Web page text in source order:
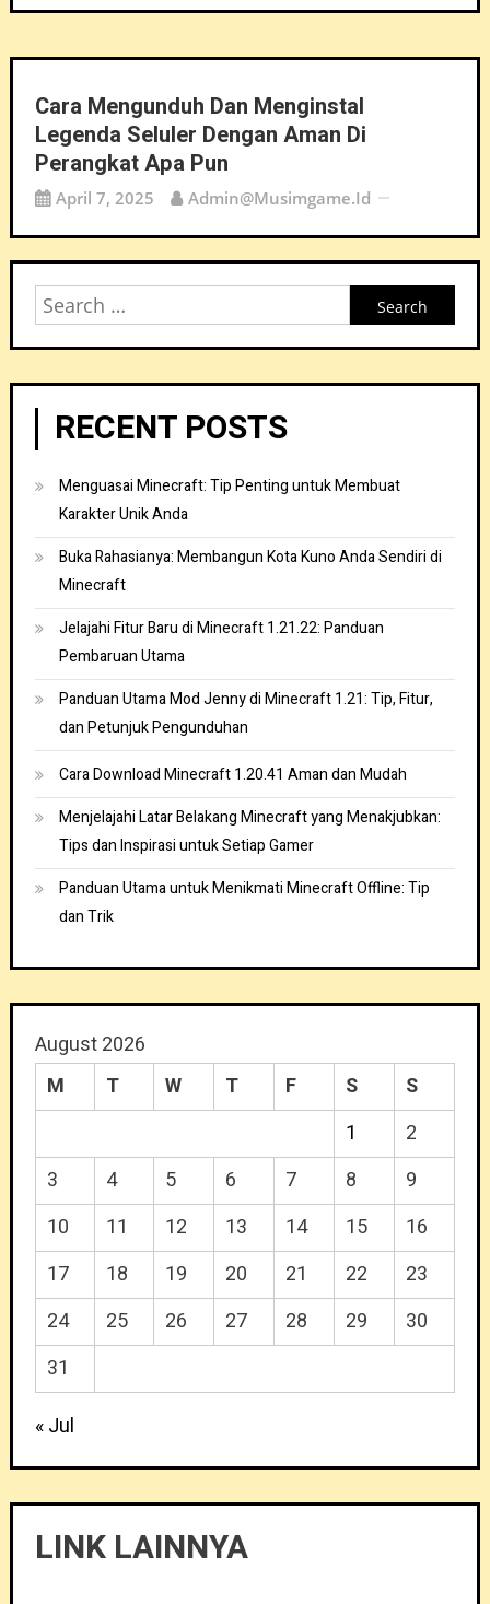
Cara Mengunduh Dan Menginstal
Legenda Seluler Dengan Aman Di
Perangkat Apa Pun
April 7, 2025 Admin@musimgame.id
Search
RECENT POSTS
Menguasai Minecraft: Tip Penting untuk Membuat
Karakter Unik Anda
Buka Rahasianya: Membangun Kota Kuno Anda Sendiri di
Minecraft
Jelajahi Fitur Baru di Minecraft 1.21.22: Panduan
Pembaruan Utama
Panduan Utama Mod Jenny di Minecraft 1.21: Tip, Fitur,
dan Petunjuk Pengunduhan
Cara Download Minecraft 1.20.41 Aman dan Mudah
Menjelajahi Latar Belakang Minecraft yang Menakjubkan:
Tips dan Inspirasi untuk Setiap Gamer
Panduan Utama untuk Menikmati Minecraft Offline: Tip
dan Trik
August 2026
M
T W T F S
S
1
2
3
4 5 6 7 8
9
10
11 12 13 14 15
16
17
18 19 20 21 22
23
24
25 26 27 28 29
30
31
« Jul
LINK LAINNYA